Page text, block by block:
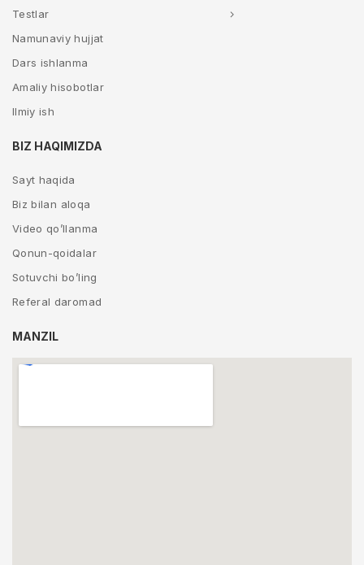
Testlar
Namunaviy hujjat
Dars ishlanma
Amaliy hisobotlar
Ilmiy ish
BIZ HAQIMIZDA
Sayt haqida
Biz bilan aloqa
Video qo’llanma
Qonun-qoidalar
Sotuvchi bo’ling
Referal daromad
MANZIL